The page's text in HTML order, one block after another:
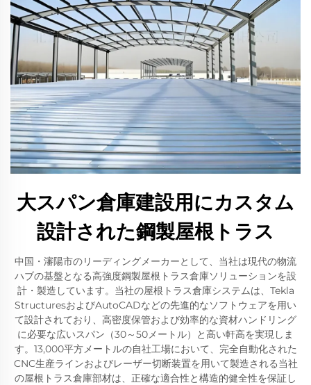
大スパン倉庫建設用にカスタム
設計された鋼製屋根トラス
中国・瀋陽市のリーディングメーカーとして、当社は現代の物流
ハブの基盤となる高強度鋼製屋根トラス倉庫ソリューションを設
計・製造しています。当社の屋根トラス倉庫システムは、Tekla
StructuresおよびAutoCADなどの先進的なソフトウェアを用い
て設計されており、高密度保管および効率的な資材ハンドリング
に必要な広いスパン（30～50メートル）と高い軒高を実現しま
す。13,000平方メートルの自社工場において、完全自動化された
CNC生産ラインおよびレーザー切断装置を用いて製造される当社
の屋根トラス倉庫部材は、正確な適合性と構造的健全性を保証し